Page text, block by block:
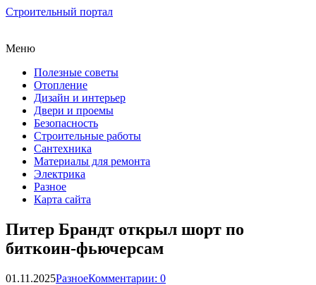
Строительный портал
Меню
Полезные советы
Отопление
Дизайн и интерьер
Двери и проемы
Безопасность
Строительные работы
Сантехника
Материалы для ремонта
Электрика
Разное
Карта сайта
Питер Брандт открыл шорт по
биткоин-фьючерсам
01.11.2025РазноеКомментарии: 0